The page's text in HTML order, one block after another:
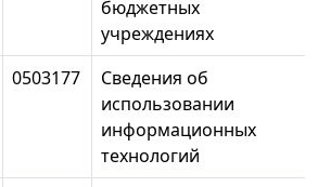
бюджетных
учреждениях
0503177
Сведения об
использовании
информационных
технологий